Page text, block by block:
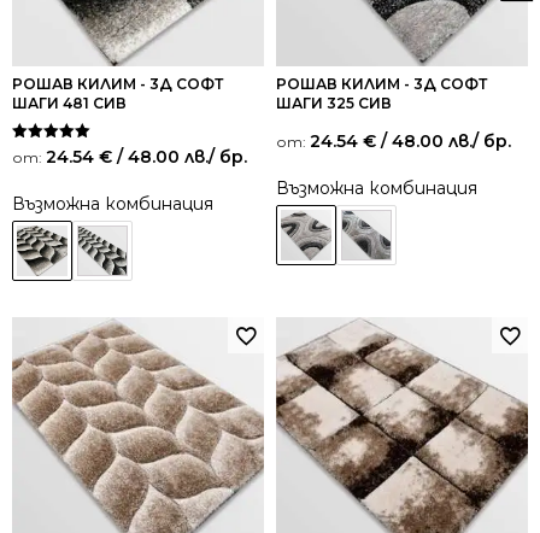
РОШАВ КИЛИМ - 3Д СОФТ
ШАГИ 481 СИВ
Оценено на
5.00
от: 24.54 € / 48.00 лв./ бр.
Възможна комбинация
РОШАВ КИЛИМ - 3Д СОФТ
ШАГИ 325 СИВ
от: 24.54 € / 48.00 лв./ бр.
Възможна комбинация